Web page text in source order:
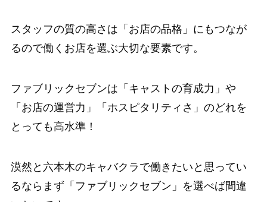
スタッフの質の高さは「お店の品格」にもつなが
るので働くお店を選ぶ大切な要素です。
ファブリックセブンは「キャストの育成力」や
「お店の運営力」「ホスピタリティさ」のどれを
とっても高水準！
漠然と六本木のキャバクラで働きたいと思ってい
るならまず「ファブリックセブン」を選べば間違